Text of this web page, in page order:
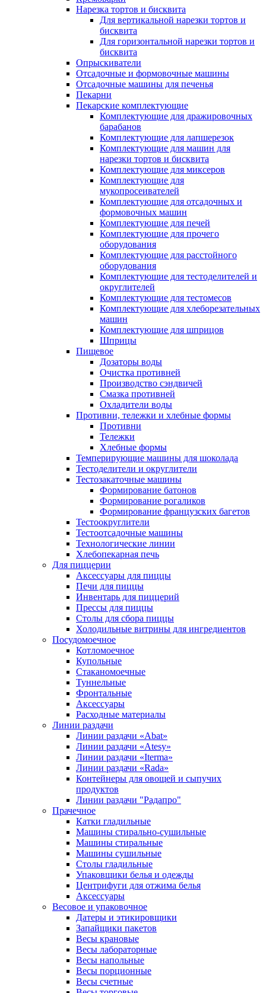
Нарезка тортов и бисквита
Для вертикальной нарезки тортов и
бисквита
Для горизонтальной нарезки тортов и
бисквита
Опрыскиватели
Отсадочные и формовочные машины
Отсадочные машины для печенья
Пекарни
Пекарские комплектующие
Комплектующие для дражировочных
барабанов
Комплектующие для лапшерезок
Комплектующие для машин для
нарезки тортов и бисквита
Комплектующие для миксеров
Комплектующие для
мукопросеивателей
Комплектующие для отсадочных и
формовочных машин
Комплектующие для печей
Комплектующие для прочего
оборудования
Комплектующие для расстойного
оборудования
Комплектующие для тестоделителей и
округлителей
Комплектующие для тестомесов
Комплектующие для хлеборезательных
машин
Комплектующие для шприцов
Шприцы
Пищевое
Дозаторы воды
Очистка противней
Производство сэндвичей
Смазка противней
Охладители воды
Противни, тележки и хлебные формы
Противни
Тележки
Хлебные формы
Темперирующие машины для шоколада
Тестоделители и округлители
Тестозакаточные машины
Формирование батонов
Формирование рогаликов
Формирование французских багетов
Тестоокруглители
Тестоотсадочные машины
Технологические линии
Хлебопекарная печь
Для пиццерии
Аксессуары для пиццы
Печи для пиццы
Инвентарь для пиццерий
Прессы для пиццы
Столы для сбора пиццы
Холодильные витрины для ингредиентов
Посудомоечное
Котломоечное
Купольные
Стаканомоечные
Туннельные
Фронтальные
Аксессуары
Расходные материалы
Линии раздачи
Линии раздачи «Abat»
Линии раздачи «Atesy»
Линии раздачи «Iterma»
Линии раздачи «Rada»
Контейнеры для овощей и сыпучих
продуктов
Линии раздачи "Радапро"
Прачечное
Катки гладильные
Машины стирально-сушильные
Машины стиральные
Машины сушильные
Столы гладильные
Упаковщики белья и одежды
Центрифуги для отжима белья
Аксессуары
Весовое и упаковочное
Датеры и этикировщики
Запайщики пакетов
Весы крановые
Весы лабораторные
Весы напольные
Весы порционные
Весы счетные